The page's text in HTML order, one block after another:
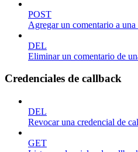
POST
Agregar un comentario a una
DEL
Eliminar un comentario de
Credenciales de callback
DEL
Revocar una credencial de
GET